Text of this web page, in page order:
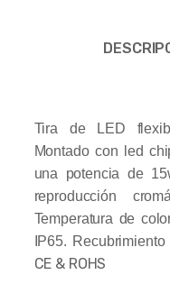
Tira de LED
Montado con led
una potencia de
reproducción
Temperatura de
IP65.
CE & ROHS